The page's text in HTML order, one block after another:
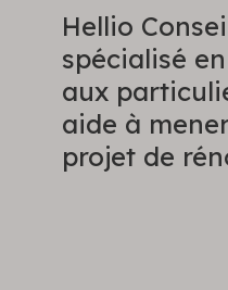
Hellio
spécialisé
aux
aide à
projet de